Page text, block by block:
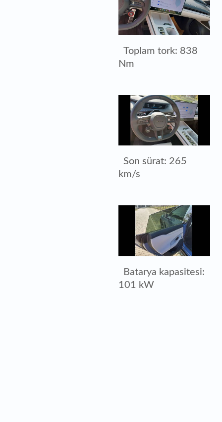
Toplam tork: 838
Nm
Son sürat: 265
km/s
Batarya kapasitesi:
101 kW